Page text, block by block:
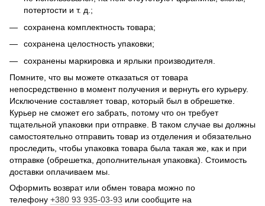
потертости и т. д.;
сохранена комплектность товара;
сохранена целостность упаковки;
сохранены маркировка и ярлыки производителя.
Помните, что вы можете отказаться от товара
непосредственно в момент получения и вернуть его курьеру.
Исключение составляет товар, который был в обрешетке.
Курьер не сможет его забрать, потому что он требует
тщательной упаковки при отправке. В таком случае вы должны
самостоятельно отправить товар из отделения и обязательно
проследить, чтобы упаковка товара была такая же, как и при
отправке (обрешетка, дополнительная упаковка). Стоимость
доставки оплачиваем мы.
Оформить возврат или обмен товара можно по
телефону +380 93 935-03-93 или сообщите на